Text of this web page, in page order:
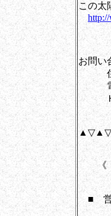
この太
お問
住所
電話
Ｈ
《《
■ 営